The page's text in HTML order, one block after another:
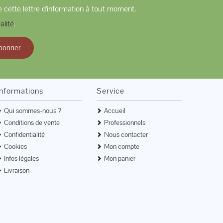
cette lettre d'information à tout moment.
.
Qui sommes-nous ?
Conditions de vente
Confidentialité
Cookies
Infos légales
Livraison
Service
Accueil
Professionnels
Nous contacter
Mon compte
Mon panier